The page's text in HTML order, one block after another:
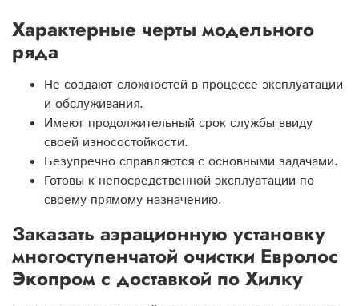
Характерные черты модельного
ряда
Не создают сложностей в процессе эксплуатации
и обслуживания.
Имеют продолжительный срок службы ввиду
своей износостойкости.
Безупречно справляются с основными задачами.
Готовы к непосредственной эксплуатации по
своему прямому назначению.
Заказать аэрационную установку
многоступенчатой очистки Евролос
Экопром с доставкой по Хилку